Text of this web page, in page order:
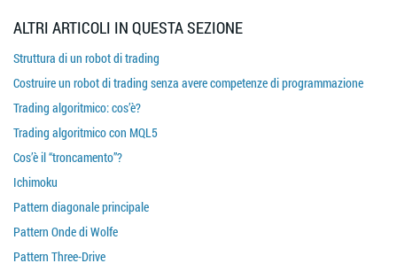
ALTRI ARTICOLI IN QUESTA SEZIONE
Struttura di un robot di trading
Costruire un robot di trading senza avere competenze di programmazione
Trading algoritmico: cos’è?
Trading algoritmico con MQL5
Cos’è il “troncamento”?
Ichimoku
Pattern diagonale principale
Pattern Onde di Wolfe
Pattern Three-Drive